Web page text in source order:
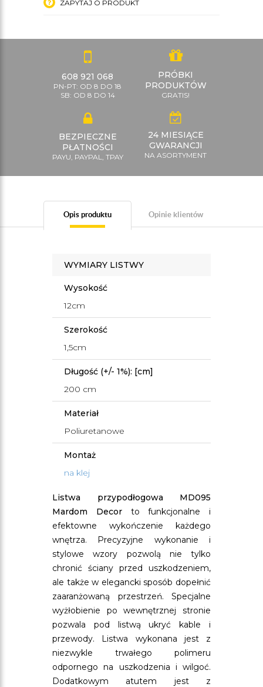
ZAPYTAJ O PRODUKT
608 921 068
PN-PT: OD 8 DO 18
SB: OD 8 DO 14
PRÓBKI
PRODUKTÓW
GRATIS!
BEZPIECZNE
PŁATNOŚCI
PAYU, PAYPAL, TPAY
24 MIESIĄCE
GWARANCJI
NA ASORTYMENT
Opis produktu Opinie klientów
WYMIARY LISTWY
Wysokość
12cm
Szerokość
1,5cm
Długość (+/- 1%): [cm]
200 cm
Materiał
Poliuretanowe
Montaż
na klej
Listwa przypodłogowa MD095
Mardom Decor
to funkcjonalne i
efektowne wykończenie każdego
wnętrza. Precyzyjne wykonanie i
stylowe wzory pozwolą nie tylko
chronić ściany przed uszkodzeniem,
ale także w elegancki sposób dopełnić
zaaranżowaną przestrzeń. Specjalne
wyżłobienie po wewnętrznej stronie
pozwala pod listwą ukryć kable i
przewody. Listwa wykonana jest z
niezwykle trwałego polimeru
odpornego na uszkodzenia i wilgoć.
Dodatkowym atutem jest z